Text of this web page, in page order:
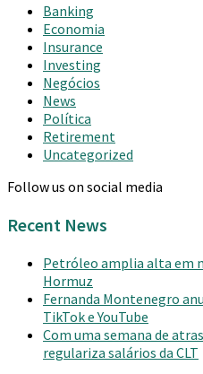
Banking
Economia
Insurance
Investing
Negócios
News
Política
Retirement
Uncategorized
Follow us on social media
Recent News
Petróleo amplia alta em
Hormuz
Fernanda Montenegro
TikTok e YouTube
Com uma semana de
regulariza salários da CLT